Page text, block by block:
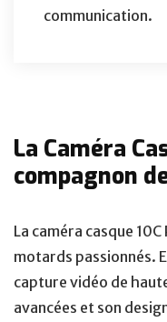
communication.
La Caméra
compagnon
La caméra casque
motards passionnés.
capture vidéo de
avancées et son